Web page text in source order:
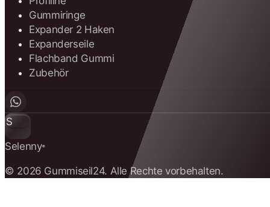
Gummiringe
Expander 2 Haken
Expanderseile
Flachband Gummi
Zubehör
S
Selenny®
© 2026 Gummiseil24. Alle Rechte vorbehalten.